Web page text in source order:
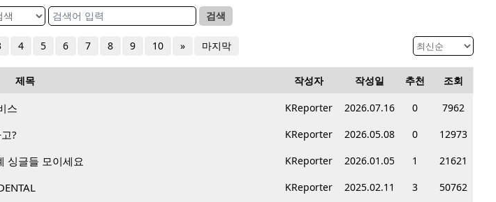
검색
4 5 6 7 8 9 10 » 마지막
제목 작성자 작성일 추천 조회
스 KReporter 2026.07.16 0
7962
? KReporter 2026.05.08 0
12973
싱글들 모이세요 KReporter 2026.01.05 1
21621
KReporter 2025.02.11 3
50762